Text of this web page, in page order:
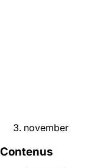
november
Contenus